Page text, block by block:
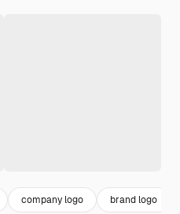
company logo brand logo